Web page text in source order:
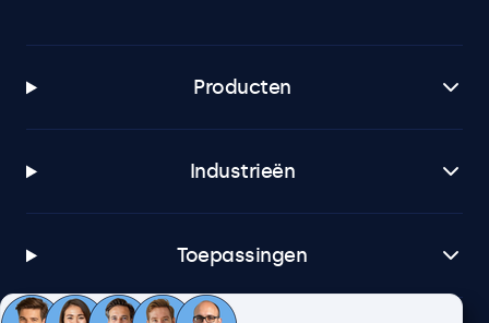
Producten
Industrieën
Toepassingen